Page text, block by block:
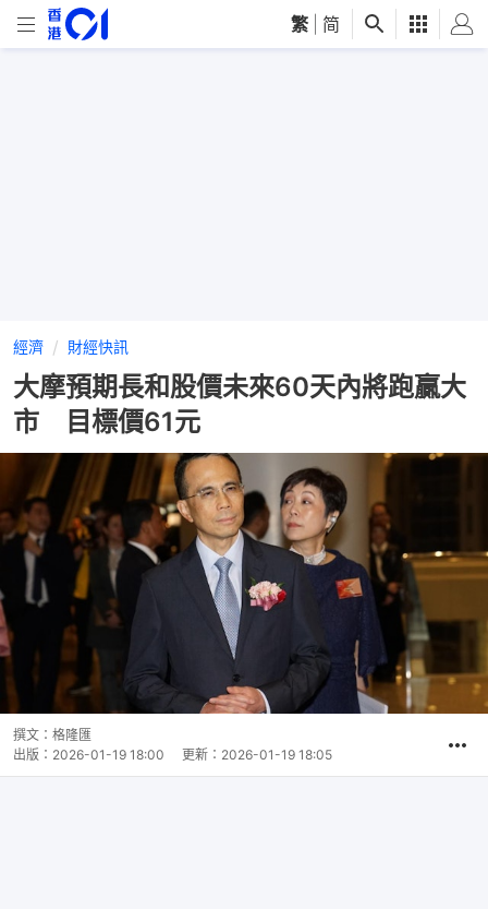
繁 简
經濟 財經快訊
大摩預期長和股價未來60天內將跑贏大
市 目標價61元
撰文： 格隆匯
出版： 2026-01-19 18:00 更新： 2026-01-19 18:05